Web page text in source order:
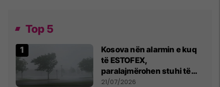
Top 5
Kosova nën alarmin e kuq
të ESTOFEX,
paralajmërohen stuhi të
fuqishme me breshër dhe
21/07/2026